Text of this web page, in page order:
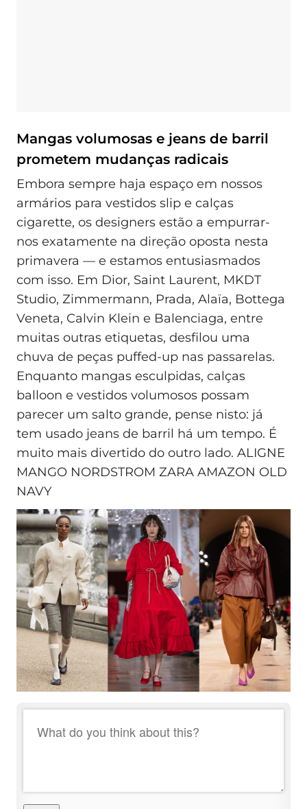
Mangas volumosas e jeans de barril
prometem mudanças radicais
Embora sempre haja espaço em nossos
armários para vestidos slip e calças
cigarette, os designers estão a empurrar-
nos exatamente na direção oposta nesta
primavera — e estamos entusiasmados
com isso. Em Dior, Saint Laurent, MKDT
Studio, Zimmermann, Prada, Alaïa, Bottega
Veneta, Calvin Klein e Balenciaga, entre
muitas outras etiquetas, desfilou uma
chuva de peças puffed-up nas passarelas.
Enquanto mangas esculpidas, calças
balloon e vestidos volumosos possam
parecer um salto grande, pense nisto: já
tem usado jeans de barril há um tempo. É
muito mais divertido do outro lado. ALIGNE
MANGO NORDSTROM ZARA AMAZON OLD
NAVY